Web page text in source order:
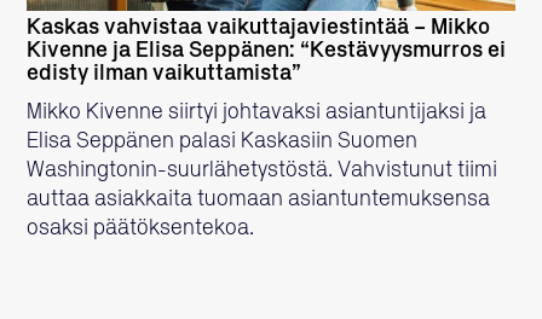
Kaskas vahvistaa vaikuttajaviestintää – Mikko
Kivenne ja Elisa Seppänen: “Kestävyysmurros ei
edisty ilman vaikuttamista”
Mikko Kivenne siirtyi johtavaksi asiantuntijaksi ja
Elisa Seppänen palasi Kaskasiin Suomen
Washingtonin-suurlähetystöstä. Vahvistunut tiimi
auttaa asiakkaita tuomaan asiantuntemuksensa
osaksi päätöksentekoa.